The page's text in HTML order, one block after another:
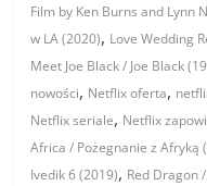
Film by Ken Burns and Lynn
w LA (2020), Love Wedding
Meet Joe Black / Joe Black
nowości, Netflix oferta,
Netflix seriale, Netflix
Africa / Pożegnanie z Afryką
Ivedik 6 (2019), Red Dragon